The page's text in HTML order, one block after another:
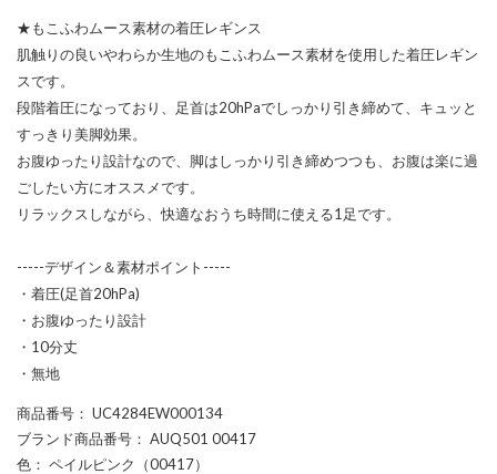
★もこふわムース素材の着圧レギンス
肌触りの良いやわらか生地のもこふわムース素材を使用した着圧レギン
スです。
段階着圧になっており、足首は20hPaでしっかり引き締めて、キュッと
すっきり美脚効果。
お腹ゆったり設計なので、脚はしっかり引き締めつつも、お腹は楽に過
ごしたい方にオススメです。
リラックスしながら、快適なおうち時間に使える1足です。
-----デザイン＆素材ポイント-----
・着圧(足首20hPa)
・お腹ゆったり設計
・10分丈
・無地
商品番号 ： UC4284EW000134
ブランド商品番号 ： AUQ501 00417
色 ： ペイルピンク（00417）